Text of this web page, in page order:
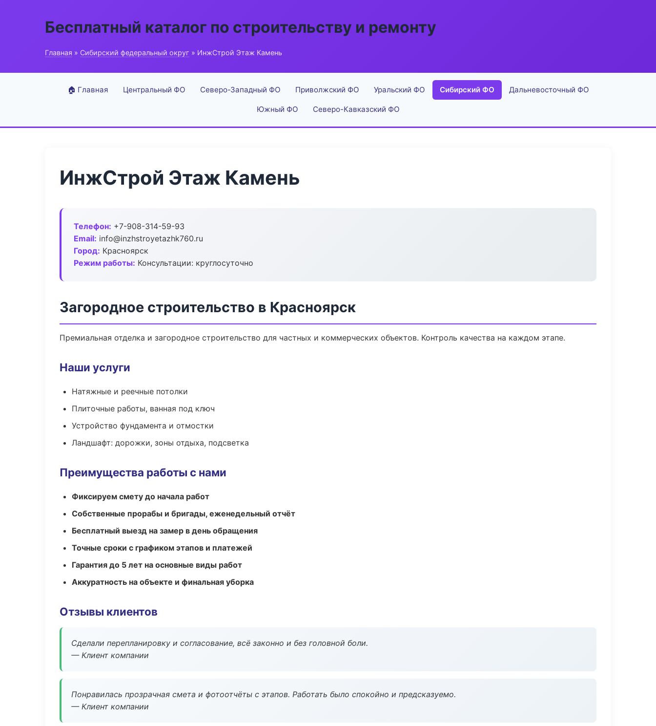
Бесплатный каталог по строительству и ремонту
Главная » Сибирский федеральный округ » ИнжСтрой Этаж Камень
🏠 Главная Центральный ФО Северо-Западный ФО Приволжский ФО Уральский ФО Сибирский ФО Дальневосточный ФО
Южный ФО Северо-Кавказский ФО
ИнжСтрой Этаж Камень
Телефон: +7-908-314-59-93
Email: info@inzhstroyetazhk760.ru
Город: Красноярск
Режим работы: Консультации: круглосуточно
Загородное строительство в Красноярск
Премиальная отделка и загородное строительство для частных и коммерческих объектов. Контроль качества на каждом этапе.
Наши услуги
Натяжные и реечные потолки
Плиточные работы, ванная под ключ
Устройство фундамента и отмостки
Ландшафт: дорожки, зоны отдыха, подсветка
Преимущества работы с нами
Фиксируем смету до начала работ
Собственные прорабы и бригады, еженедельный отчёт
Бесплатный выезд на замер в день обращения
Точные сроки с графиком этапов и платежей
Гарантия до 5 лет на основные виды работ
Аккуратность на объекте и финальная уборка
Отзывы клиентов
Сделали перепланировку и согласование, всё законно и без головной боли.
— Клиент компании
Понравилась прозрачная смета и фотоотчёты с этапов. Работать было спокойно и предсказуемо.
— Клиент компании